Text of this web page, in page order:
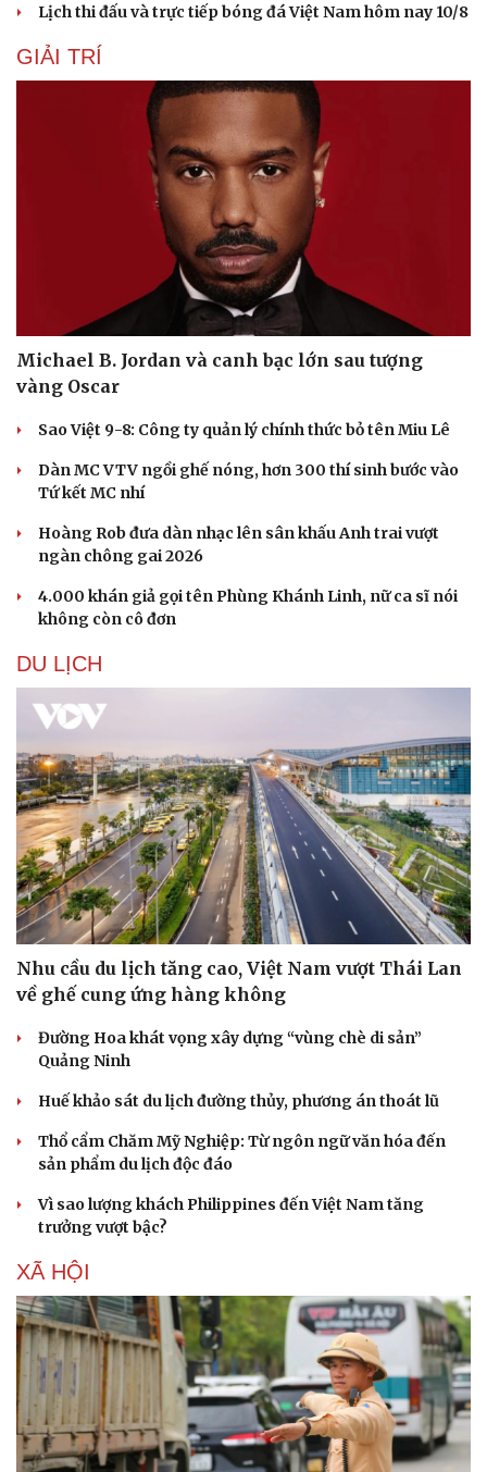
Dinh dưỡng - món ngon
Làm đẹp - giảm cân
Blog
Tình yêu - Gia đình
Lịch thi đấu và trực tiếp bóng đá Việt Nam hôm nay 10/8
GIẢI TRÍ
Michael B. Jordan và canh bạc lớn sau tượng
vàng Oscar
Sao Việt 9-8: Công ty quản lý chính thức bỏ tên Miu Lê
Dàn MC VTV ngồi ghế nóng, hơn 300 thí sinh bước vào
Tứ kết MC nhí
Hoàng Rob đưa dàn nhạc lên sân khấu Anh trai vượt
ngàn chông gai 2026
4.000 khán giả gọi tên Phùng Khánh Linh, nữ ca sĩ nói
không còn cô đơn
DU LỊCH
Nhu cầu du lịch tăng cao, Việt Nam vượt Thái Lan
về ghế cung ứng hàng không
Đường Hoa khát vọng xây dựng “vùng chè di sản”
Quảng Ninh
Huế khảo sát du lịch đường thủy, phương án thoát lũ
Thổ cẩm Chăm Mỹ Nghiệp: Từ ngôn ngữ văn hóa đến
sản phẩm du lịch độc đáo
Vì sao lượng khách Philippines đến Việt Nam tăng
trưởng vượt bậc?
XÃ HỘI